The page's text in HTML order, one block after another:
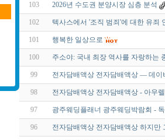
103 2026년 수도권 분양시장 심층 분석
102 텍사스에서 '조직 범죄'에 대한 유죄
101 행복한 일상으로
100 주소야: 국내 최장 역사를 자랑하는
99 전자담배액상 전자담배액상 ― 데
98 전자담배액상 전자담배액상 - 아우
97 광주웨딩플래너 광주웨딩박람회 -
96 전자담배액상 전자담배액상 하지